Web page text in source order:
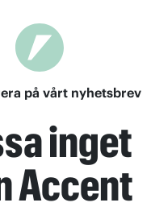
på vårt nyhetsbrev
inget
Accent